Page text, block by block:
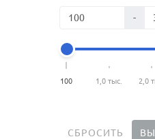
-
100 1,0 тыс. 2,0
СБРОСИТЬ